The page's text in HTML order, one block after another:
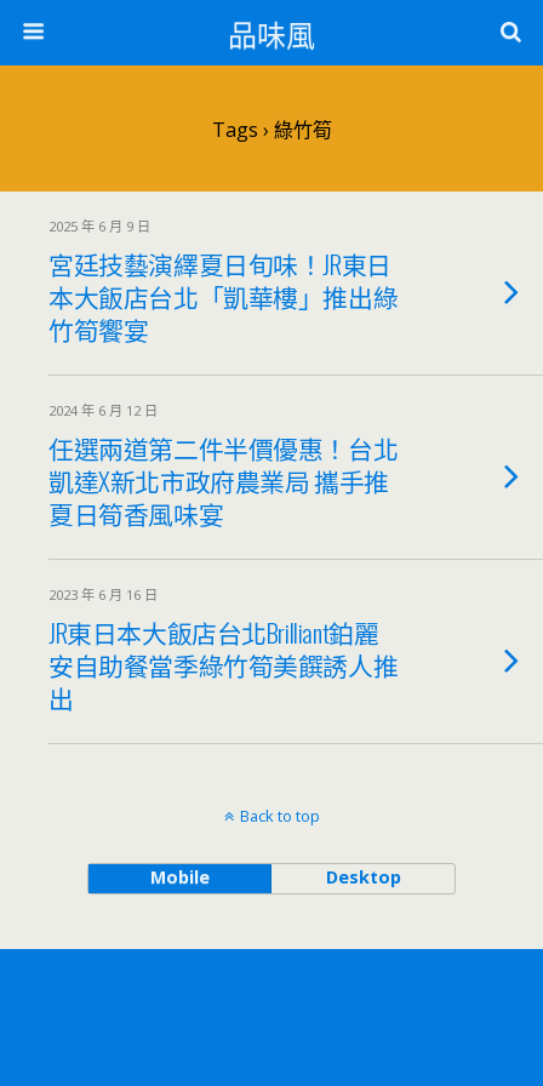
品味風
Tags › 綠竹筍
2025 年 6 月 9 日
宮廷技藝演繹夏日旬味！JR東日
本大飯店台北「凱華樓」推出綠
竹筍饗宴
2024 年 6 月 12 日
任選兩道第二件半價優惠！台北
凱達X新北市政府農業局 攜手推
夏日筍香風味宴
2023 年 6 月 16 日
JR東日本大飯店台北Brilliant鉑麗
安自助餐當季綠竹筍美饌誘人推
出
Back to top
Mobile Desktop